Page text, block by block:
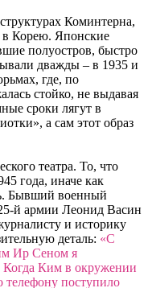
Коминтерна,
в Корею. Японские
полуостров, быстро
дважды – в 1935 и
где, по
стойко, не выдавая
сроки лягут в
а сам этот образ
театра. То, что
года, иначе как
Бывший военный
й армии Леонид Васин
и историку
деталь: «C
Ир Сеном я
Когда Ким в окружении
поступило